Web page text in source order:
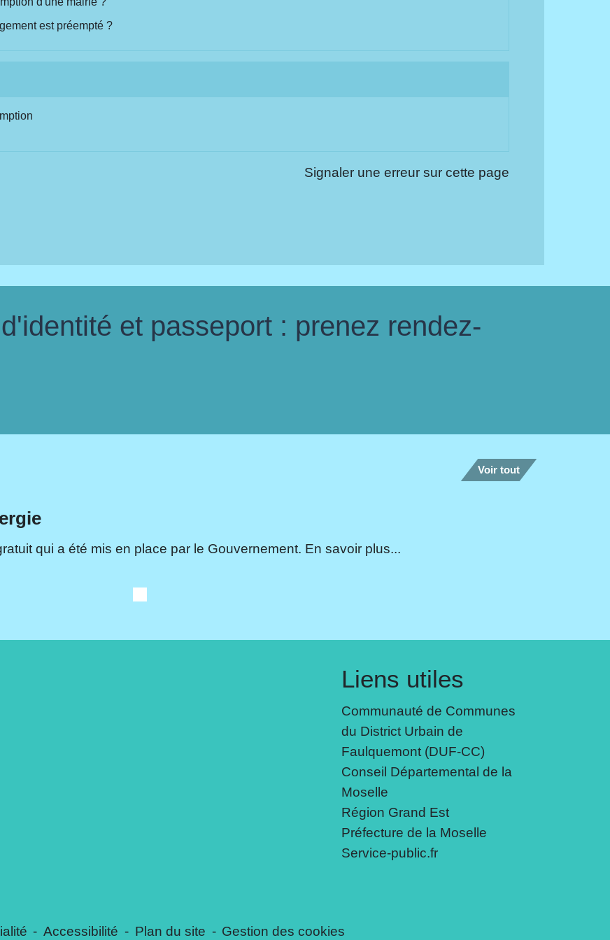
est préempté ?
Signaler une erreur sur cette page
et passeport : prenez rendez-
Voir tout
qui a été mis en place par le Gouvernement. En savoir plus...
Liens utiles
Communauté de Communes
du District Urbain de
Faulquemont (DUF-CC)
Conseil Départemental de la
Moselle
Région Grand Est
Préfecture de la Moselle
Service-public.fr
- Accessibilité - Plan du site - Gestion des cookies